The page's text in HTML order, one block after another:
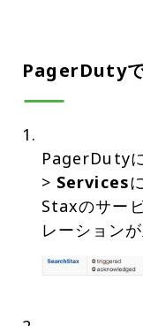
PagerDuty
PagerDuty
> Services
Staxのサー